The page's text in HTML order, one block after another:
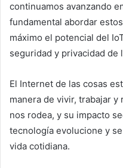
continuamos avanzando
fundamental abordar
máximo el potencial del
seguridad y privacidad de
El Internet de las cosas
manera de vivir, trabajar
nos rodea, y su impacto
tecnología evolucione y
vida cotidiana.